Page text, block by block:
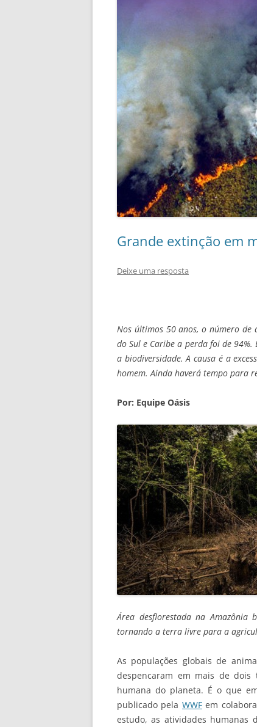
Grande extinção em
Deixe uma resposta
Nos últimos 50 anos, o número de
do Sul e Caribe a perda foi de 94%.
a biodiversidade. A causa é a
homem. Ainda haverá tempo para
Por: Equipe Oásis
Área desflorestada na Amazônia
tornando a terra livre para a
As populações globais de
despencaram em mais de dois
humana do planeta. É o que
publicado pela WWF em
estudo, as atividades humanas